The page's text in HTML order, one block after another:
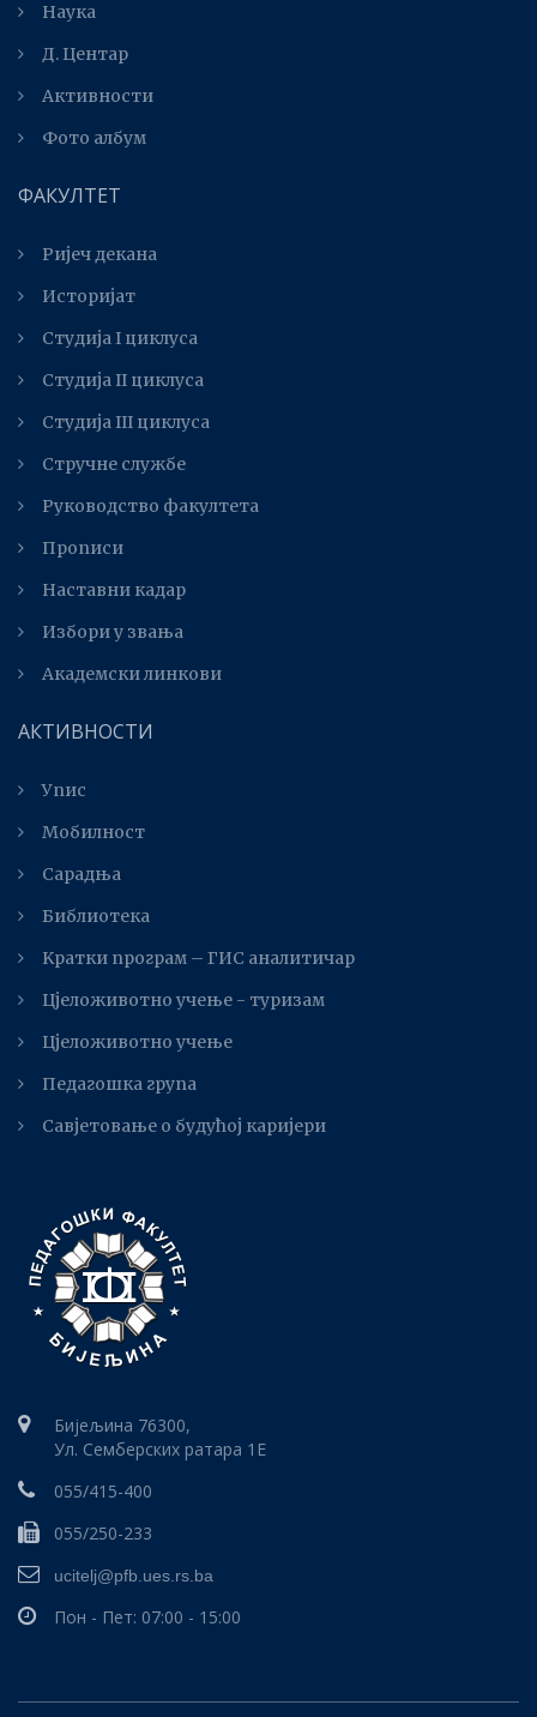
Наука
Д. Центар
Активности
Фото албум
ФАКУЛТЕТ
Ријеч декана
Историјат
Студија I циклуса
Студија II циклуса
Студијa III циклуса
Стручне службе
Руководство факултета
Прописи
Наставни кадар
Избори у звања
Академски линкови
АКТИВНОСТИ
Упис
Мобилност
Сарадња
Библиотека
Kратки програм – ГИС аналитичар
Цјеложивотно учење - туризам
Цјеложивотно учење
Педагошка група
Савјетовање о будућој каријери
Бијељина 76300,
Ул. Семберских ратара 1E
055/415-400
055/250-233
ucitelj@pfb.ues.rs.ba
Пон - Пет: 07:00 - 15:00